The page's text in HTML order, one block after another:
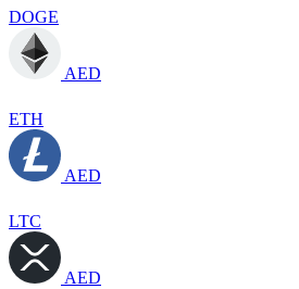
DOGE
AED
ETH
AED
LTC
AED